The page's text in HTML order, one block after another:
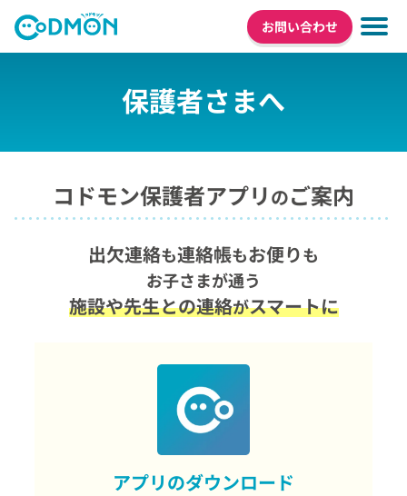
お問い合わせ
保護者さまへ
コドモン保護者アプリ のご案内
出欠連絡も連絡帳もお便りも
お子さまが通う
施設や先生との連絡がスマートに
アプリのダウンロード